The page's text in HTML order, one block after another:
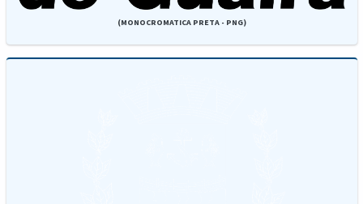
(MONOCROMATICA PRETA - PNG)